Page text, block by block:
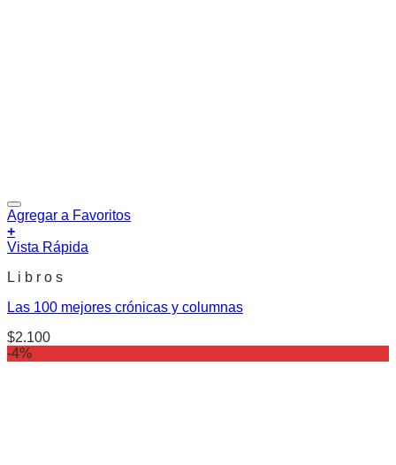
Agregar a Favoritos
+
Vista Rápida
L i b r o s
Las 100 mejores crónicas y columnas
$2.100
-4%